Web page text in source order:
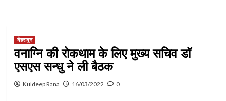
देहरादून
वनाग्नि की रोकथाम के लिए मुख्य सचिव डॉ
एसएस सन्धु ने ली बैठक
Kuldeep Rana 16/03/2022 0